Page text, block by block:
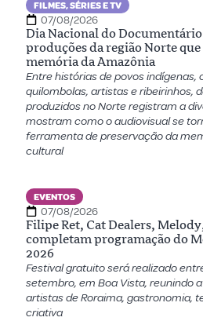
FILMES, SÉRIES E TV
07/08/2026
Dia Nacional do
produções da região Norte
memória da Amazônia
Entre histórias de povos indígenas,
quilombolas, artistas e ribeirinhos,
produzidos no Norte registram a
mostram como o audiovisual se
ferramenta de preservação da
cultural
EVENTOS
07/08/2026
Filipe Ret, Cat Dealers,
completam programação do
2026
Festival gratuito será realizado
setembro, em Boa Vista, reunindo
artistas de Roraima, gastronomia,
criativa